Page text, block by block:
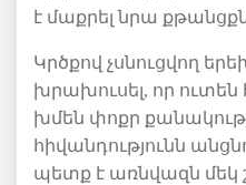
է մաքրել նրա
Կրծքով չսնուցվող
խրախուսել, որ ուտեն
խմեն փոքր
հիվանդությունն
պետք է առնվազն մեկ